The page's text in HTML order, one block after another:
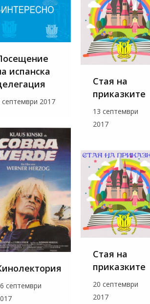
испанска
септември 2017
Стая на
приказките
13 септември
2017
септември
Стая на
приказките
20 септември
2017